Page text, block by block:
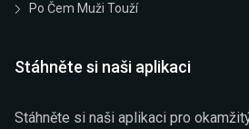
Po Čem Muži Touží
Stáhněte si naši aplikaci
Stáhněte si naši aplikaci pro